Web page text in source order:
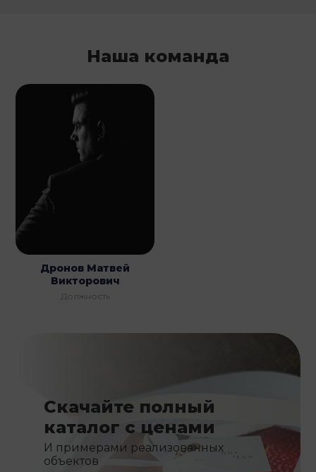
Наша команда
Дронов Матвей
Викторович
Должность
Скачайте полный
каталог с ценами
И примерами реализованных
объектов